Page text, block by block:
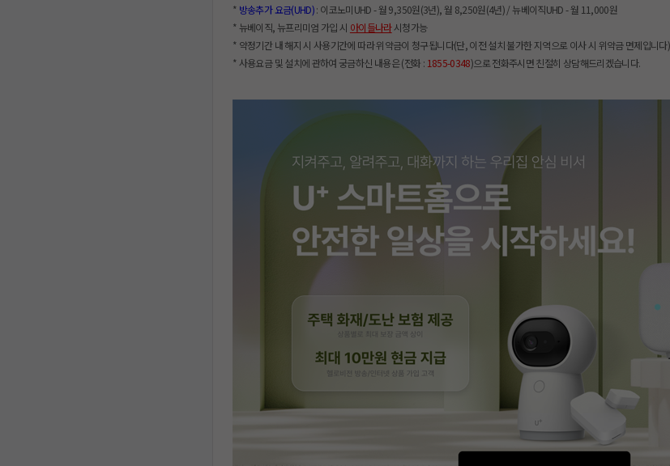
* 방송추가 요금(UHD): 이코노미UHD - 월 9,350원(3년), 월 8,250원(4년) / 뉴베이직UHD - 월 11,000원
* 뉴베이직, 뉴프리미엄 가입 시 아이들나라시청가능
* 약정기간 내 해지 시 사용기간에 따라 위약금이 청구됩니다(단, 이전 설치 불가한 지역으로 이사 시 위약금 면제입니다
* 사용요금 및 설치에 관하여 궁금하신 내용은 (전화 : 1855-0348)으로 전화주시면 친절히 상담해드리겠습니다.